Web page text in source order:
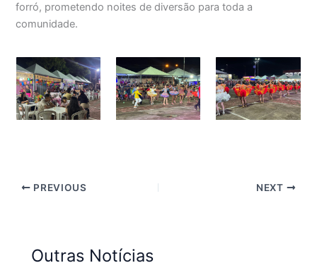
forró, prometendo noites de diversão para toda a
comunidade.
PREVIOUS NEXT
Outras Notícias